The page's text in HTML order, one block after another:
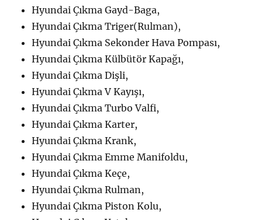
Hyundai Çıkma Gayd-Baga,
Hyundai Çıkma Triger(Rulman),
Hyundai Çıkma Sekonder Hava Pompası,
Hyundai Çıkma Külbütör Kapağı,
Hyundai Çıkma Dişli,
Hyundai Çıkma V Kayışı,
Hyundai Çıkma Turbo Valfi,
Hyundai Çıkma Karter,
Hyundai Çıkma Krank,
Hyundai Çıkma Emme Manifoldu,
Hyundai Çıkma Keçe,
Hyundai Çıkma Rulman,
Hyundai Çıkma Piston Kolu,